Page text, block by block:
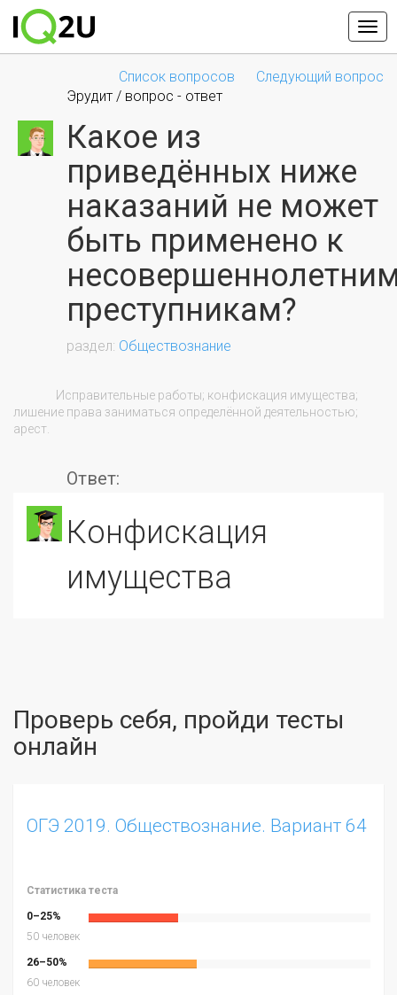
Список вопросов
Следующий вопрос
Эрудит / вопрос - ответ
Какое из
приведённых ниже
наказаний не может
быть применено к
преступникам?
Обществознание
лишение права заниматься определённой деятельностью;
арест.
Ответ:
конфискация
имущества
Проверь себя, пройди тесты
онлайн
ОГЭ 2019. Обществознание. Вариант 64
Статистика теста
0–25%
50 человек
26–50%
60 человек